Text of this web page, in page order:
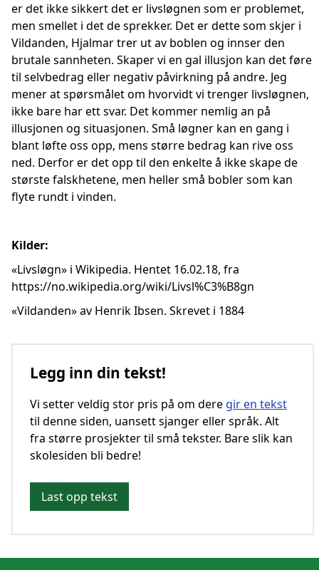
er det ikke sikkert det er livsløgnen som er problemet,
men smellet i det de sprekker. Det er dette som skjer i
Vildanden, Hjalmar trer ut av boblen og innser den
brutale sannheten. Skaper vi en gal illusjon kan det føre
til selvbedrag eller negativ påvirkning på andre. Jeg
mener at spørsmålet om hvorvidt vi trenger livsløgnen,
ikke bare har ett svar. Det kommer nemlig an på
illusjonen og situasjonen. Små løgner kan en gang i
blant løfte oss opp, mens større bedrag kan rive oss
ned. Derfor er det opp til den enkelte å ikke skape de
største falskhetene, men heller små bobler som kan
flyte rundt i vinden.
Kilder:
«Livsløgn» i Wikipedia. Hentet 16.02.18, fra
https://no.wikipedia.org/wiki/Livsl%C3%B8gn
«Vildanden» av Henrik Ibsen. Skrevet i 1884
Legg inn din tekst!
Vi setter veldig stor pris på om dere gir en tekst
til denne siden, uansett sjanger eller språk. Alt
fra større prosjekter til små tekster. Bare slik kan
skolesiden bli bedre!
Last opp tekst